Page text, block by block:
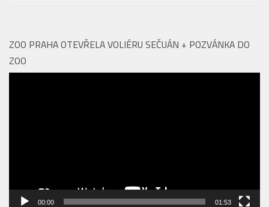
ZOO PRAHA OTEVŘELA VOLIÉRU SEČUÁN + POZVÁNKA DO
ZOO
00:00 01:53